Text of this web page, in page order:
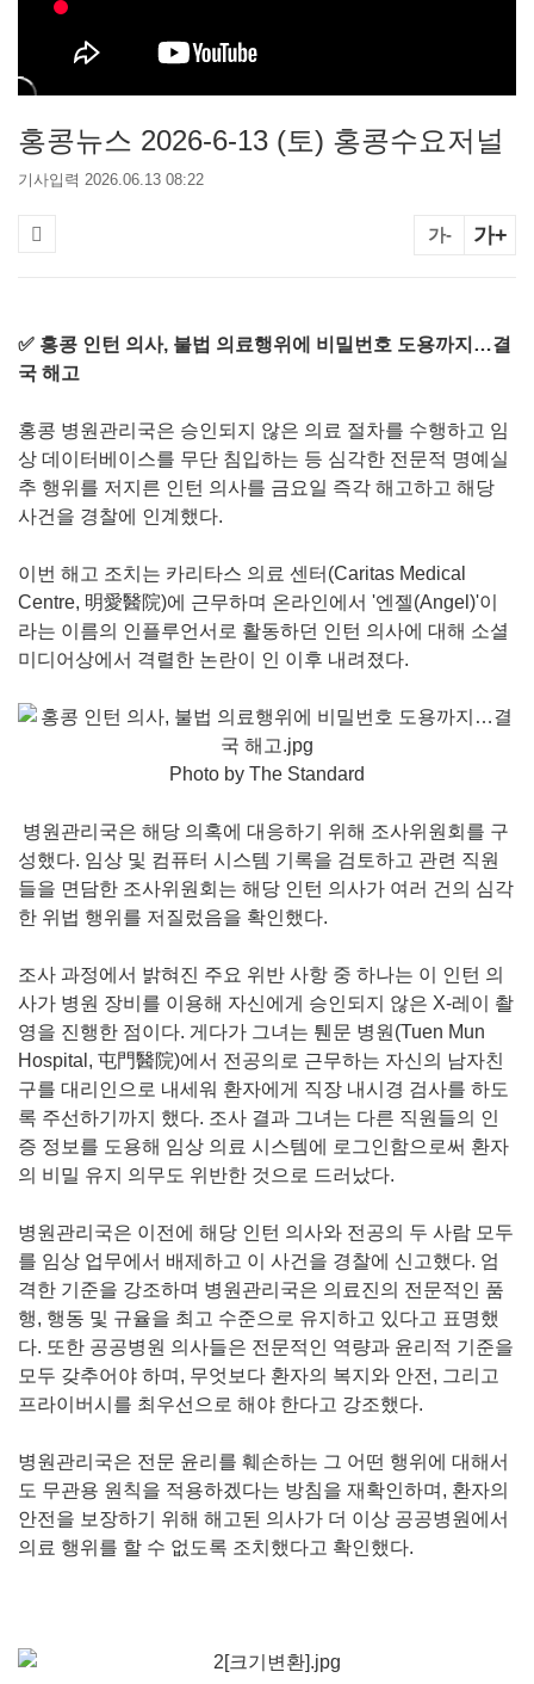
홍콩뉴스 2026-6-13 (토) 홍콩수요저널
기사입력 2026.06.13 08:22
가- 가+
✅ 홍콩 인턴 의사, 불법 의료행위에 비밀번호 도용까지…결
국 해고
홍콩 병원관리국은 승인되지 않은 의료 절차를 수행하고 임
상 데이터베이스를 무단 침입하는 등 심각한 전문적 명예실
추 행위를 저지른 인턴 의사를 금요일 즉각 해고하고 해당
사건을 경찰에 인계했다.
이번 해고 조치는 카리타스 의료 센터(Caritas Medical
Centre, 明愛醫院)에 근무하며 온라인에서 '엔젤(Angel)'이
라는 이름의 인플루언서로 활동하던 인턴 의사에 대해 소셜
미디어상에서 격렬한 논란이 인 이후 내려졌다.
Photo by The Standard
병원관리국은 해당 의혹에 대응하기 위해 조사위원회를 구
성했다. 임상 및 컴퓨터 시스템 기록을 검토하고 관련 직원
들을 면담한 조사위원회는 해당 인턴 의사가 여러 건의 심각
한 위법 행위를 저질렀음을 확인했다.
조사 과정에서 밝혀진 주요 위반 사항 중 하나는 이 인턴 의
사가 병원 장비를 이용해 자신에게 승인되지 않은 X-레이 촬
영을 진행한 점이다. 게다가 그녀는 퉨문 병원(Tuen Mun
Hospital, 屯門醫院)에서 전공의로 근무하는 자신의 남자친
구를 대리인으로 내세워 환자에게 직장 내시경 검사를 하도
록 주선하기까지 했다. 조사 결과 그녀는 다른 직원들의 인
증 정보를 도용해 임상 의료 시스템에 로그인함으로써 환자
의 비밀 유지 의무도 위반한 것으로 드러났다.
병원관리국은 이전에 해당 인턴 의사와 전공의 두 사람 모두
를 임상 업무에서 배제하고 이 사건을 경찰에 신고했다. 엄
격한 기준을 강조하며 병원관리국은 의료진의 전문적인 품
행, 행동 및 규율을 최고 수준으로 유지하고 있다고 표명했
다. 또한 공공병원 의사들은 전문적인 역량과 윤리적 기준을
모두 갖추어야 하며, 무엇보다 환자의 복지와 안전, 그리고
프라이버시를 최우선으로 해야 한다고 강조했다.
병원관리국은 전문 윤리를 훼손하는 그 어떤 행위에 대해서
도 무관용 원칙을 적용하겠다는 방침을 재확인하며, 환자의
안전을 보장하기 위해 해고된 의사가 더 이상 공공병원에서
의료 행위를 할 수 없도록 조치했다고 확인했다.